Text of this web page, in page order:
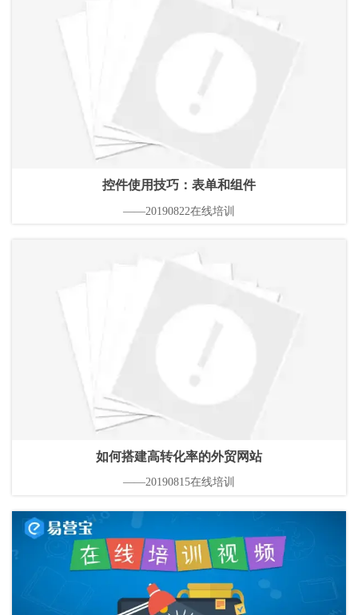
控件使用技巧：表单和组件
——20190822在线培训
如何搭建高转化率的外贸网站
——20190815在线培训